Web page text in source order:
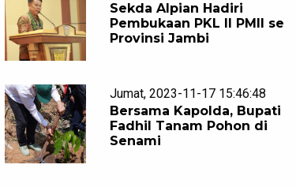
Sekda Alpian Hadiri
Pembukaan PKL II PMII se
Provinsi Jambi
Jumat, 2023-11-17 15:46:48
Bersama Kapolda, Bupati
Fadhil Tanam Pohon di
Senami